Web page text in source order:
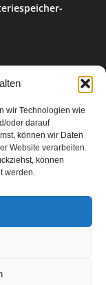
wir Technologien wie
oder darauf
können wir Daten
Website verarbeiten.
können
werden.
3004
2067
567